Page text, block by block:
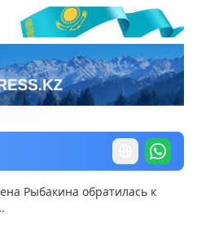
Рыбакина обратилась к